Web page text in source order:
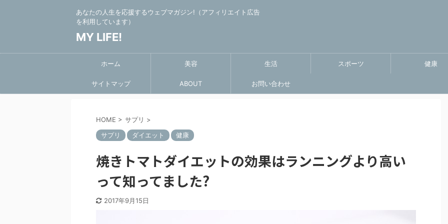
あなたの人生を応援するウェブマガジン!（アフィリエイト広告
を利用しています）
MY LIFE!
ホーム 美容 生活 スポーツ 健康
サイトマップ ABOUT お問い合わせ
HOME > サプリ >
サプリ
ダイエット 健康
焼きトマトダイエットの効果はランニングより高い
って知ってました?
2017年9月15日